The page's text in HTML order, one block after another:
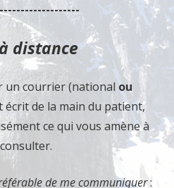
distance
un courrier (national ou
de la main du patient,
ce qui vous amène à
de me communiquer: